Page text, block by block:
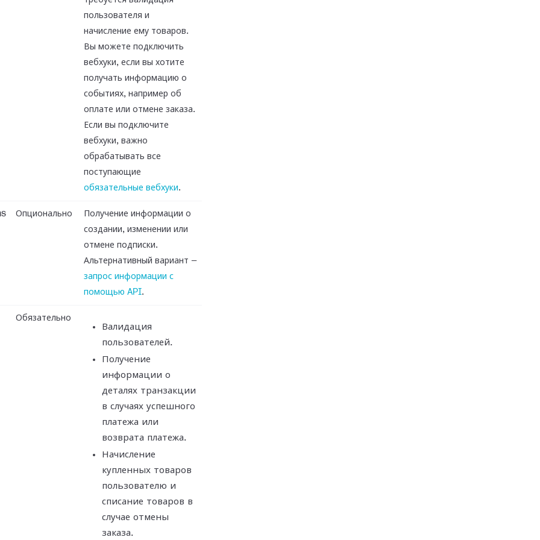
пользователя и
начисление ему товаров.
Вы можете подключить
вебхуки, если вы хотите
получать информацию о
событиях, например об
оплате или отмене заказа.
Если вы подключите
вебхуки, важно
обрабатывать все
поступающие
обязательные вебхуки.
Опционально
Получение информации о
создании, изменении или
отмене подписки.
Альтернативный вариант —
запрос информации с
помощью API.
Обязательно
Валидация
пользователей.
Получение
информации о
деталях транзакции
в случаях успешного
платежа или
возврата платежа.
Начисление
купленных товаров
пользователю и
списание товаров в
случае отмены
заказа.